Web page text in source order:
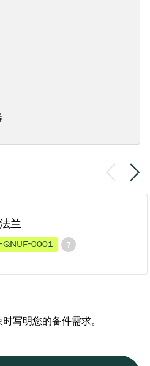
兰
0001
写明您的备件需求。